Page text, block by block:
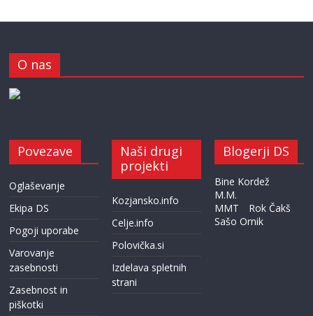
O nas
Povezave
Oglaševanje
Ekipa DS
Pogoji uporabe
Varovanje
zasebnosti
Zasebnost in
piškotki
Naši drugi
projekti
Kozjansko.info
Celje.info
Polovička.si
Izdelava spletnih
strani
Blogerji DS
Bine Kordež
M.M.
MMT
Rok Čakš
Sašo Ornik